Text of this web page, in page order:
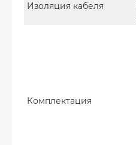
Изоляция кабеля
Комплектация